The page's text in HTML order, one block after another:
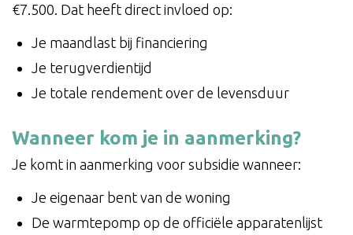
€7.500. Dat heeft direct invloed op:
Je maandlast bij financiering
Je terugverdientijd
Je totale rendement over de levensduur
Wanneer kom je in aanmerking?
Je komt in aanmerking voor subsidie wanneer:
Je eigenaar bent van de woning
De warmtepomp op de officiële apparatenlijst